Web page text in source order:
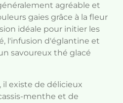
agréable et
gaies grâce à la fleur
idéale pour initier les
l'infusion d'églantine et
savoureux thé glacé
il existe de délicieux
menthe et de